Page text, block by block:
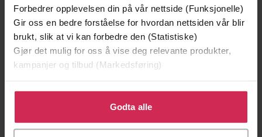
Forbedrer opplevelsen din på vår nettside (Funksjonelle)
Gir oss en bedre forståelse for hvordan nettsiden vår blir
brukt, slik at vi kan forbedre den (Statistiske)
Gjør det mulig for oss å vise deg relevante produkter,
kampanjer og tilbud (Markedsføring)
Klikk på «Godta alle» for å gi oss ditt samtykke til å
bruke cookies for alle disse formålene. Du kan også
tilpasse ditt samtykke til spesifikke formål ved å klikke
Godta alle